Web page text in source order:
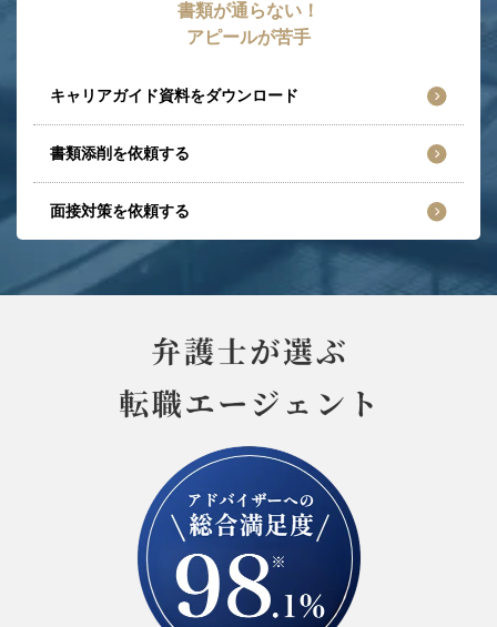
書類が通らない！
アピールが苦手
キャリアガイド資料をダウンロード
書類添削を依頼する
面接対策を依頼する